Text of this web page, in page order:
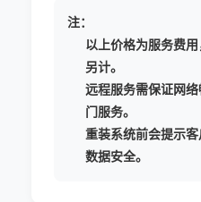
注：
以上价格为服务费
另计。
远程服务需保证网
门服务。
重装系统前会提示
数据安全。